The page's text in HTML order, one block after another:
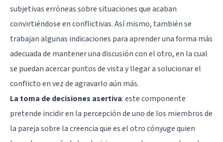
subjetivas erróneas sobre situaciones que acaban
convirtiéndose en conflictivas. Así mismo, también se
trabajan algunas indicaciones para aprender una forma más
adecuada de mantener una discusión con el otro, en la cual
se puedan acercar puntos de vista y llegar a solucionar el
conflicto en vez de agravarlo aún más.
La toma de decisiones asertiva: este componente
pretende incidir en la percepción de uno de los miembros de
la pareja sobre la creencia que es el otro cónyuge quien